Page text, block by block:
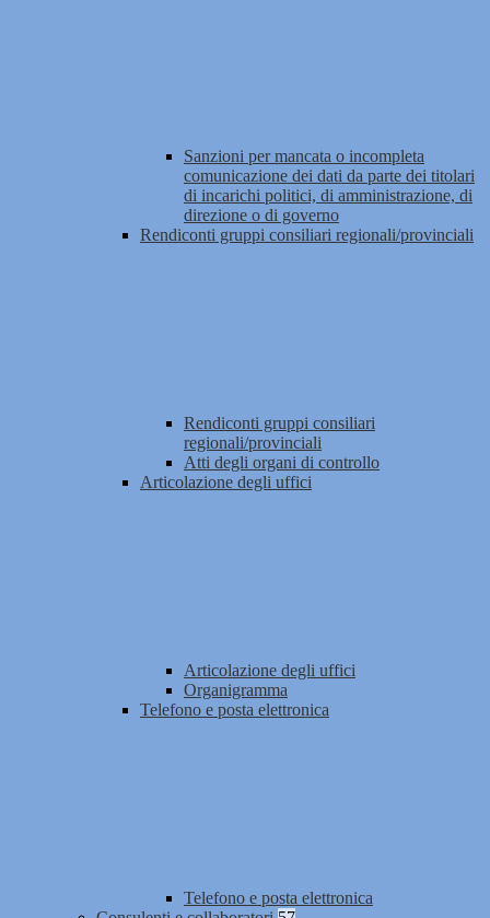
Sanzioni per mancata o incompleta
comunicazione dei dati da parte dei titolari
di incarichi politici, di amministrazione, di
direzione o di governo
Rendiconti gruppi consiliari regionali/provinciali
Rendiconti gruppi consiliari
regionali/provinciali
Atti degli organi di controllo
Articolazione degli uffici
Articolazione degli uffici
Organigramma
Telefono e posta elettronica
Telefono e posta elettronica